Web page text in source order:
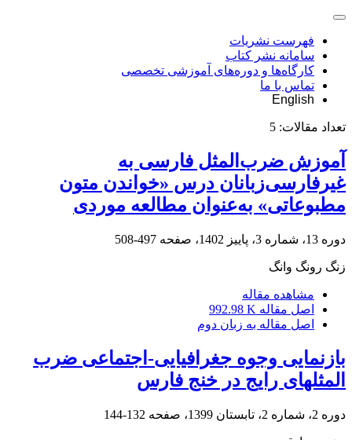
فهرست نشریات
سامانه نشر کتاب
کارگاه‌ها و دوره‌های آموزشی تخصصی
تماس با ما
English
تعداد مقالات: 5
آموزش ضرب‌المثل فارسی به
غیرفارسی‌زبانان درس «خواندن متون
مطبوعاتی» به‌عنوان مطالعه موردی
دوره 13، شماره 3، پاییز 1402، صفحه 497-508
زنگ رونگ وانگ
مشاهده مقاله
اصل مقاله 992.98 K
اصل مقاله به زبان دوم
بازنمایی وجوه جغرافیایی-اجتماعی ضرب
المثلهای رایج در خنج فارس
دوره 2، شماره 2، تابستان 1399، صفحه 132-144